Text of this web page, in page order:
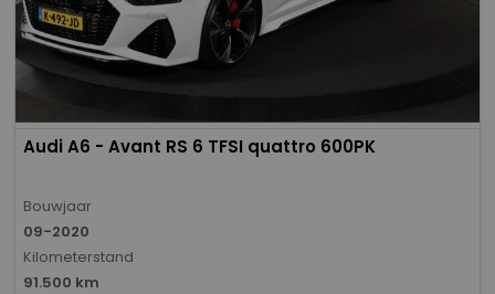
Audi A6 - Avant RS 6 TFSI quattro 600PK
Bouwjaar
09-2020
Kilometerstand
91.500 km